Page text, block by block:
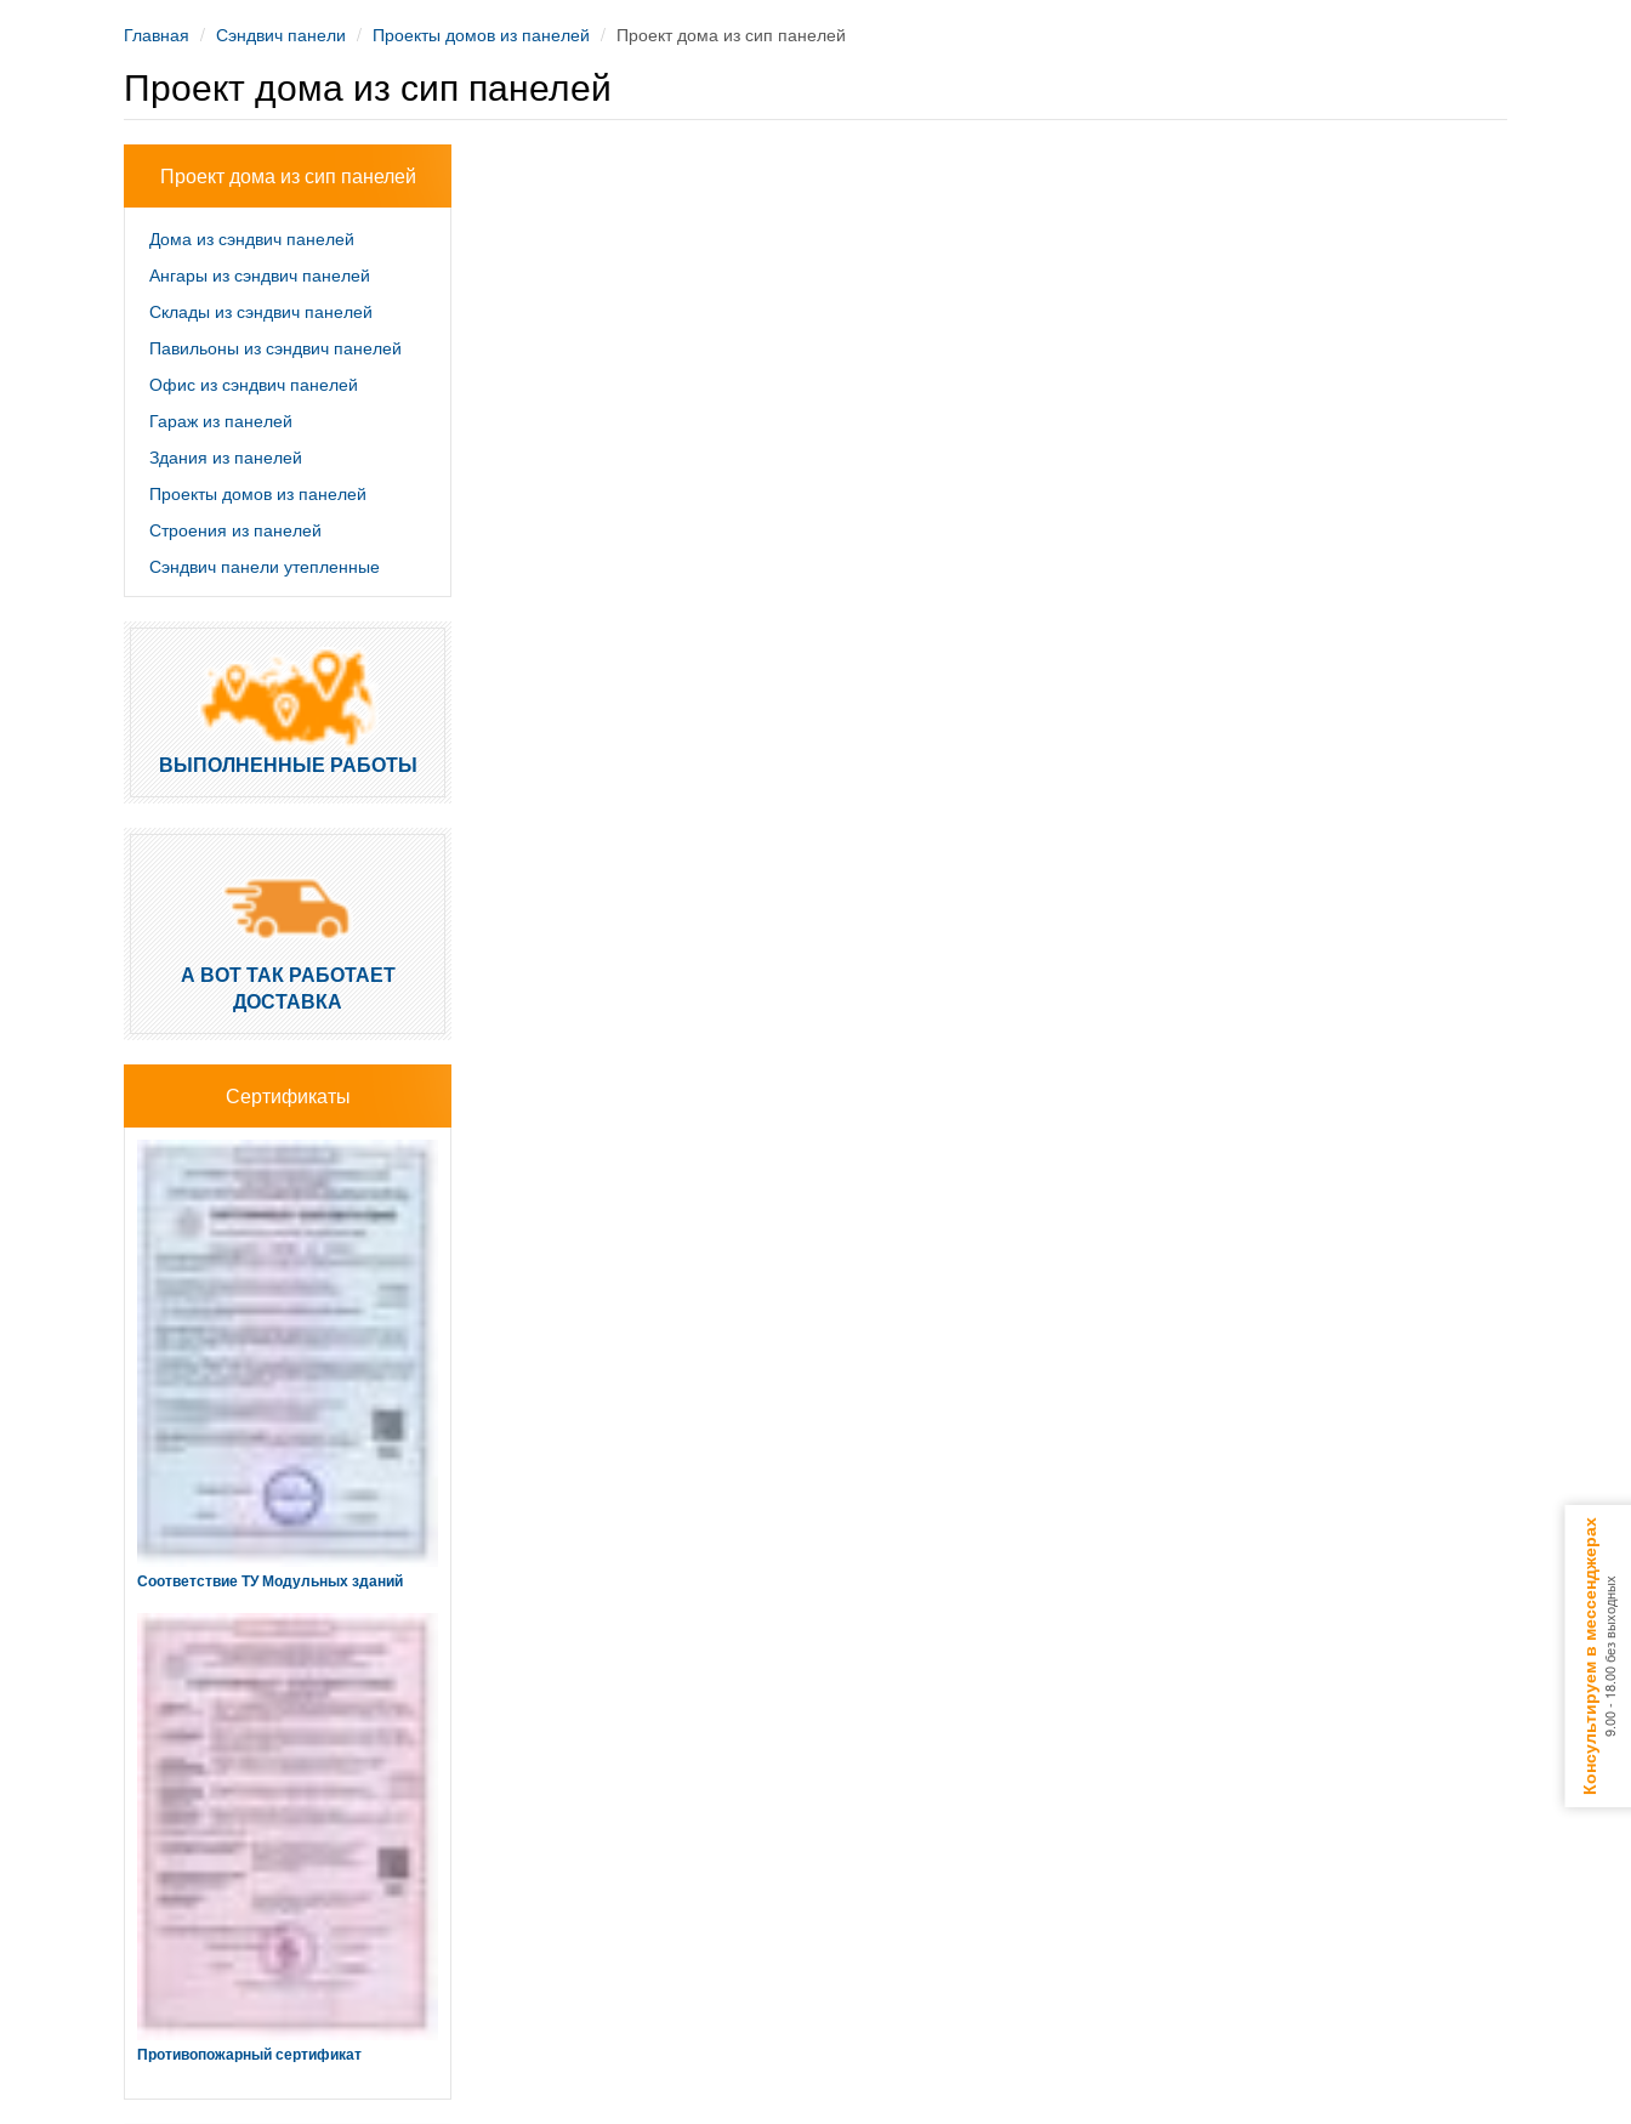
Консультируем в мессенджерах9.00 - 18.00 без выходных
Главная Сэндвич панели Проекты домов из панелей Проект дома из сип панелей
Проект дома из сип панелей
Проект дома из сип панелей
Дома из сэндвич панелей
Ангары из сэндвич панелей
Склады из сэндвич панелей
Павильоны из сэндвич панелей
Офис из сэндвич панелей
Гараж из панелей
Здания из панелей
Проекты домов из панелей
Строения из панелей
Сэндвич панели утепленные
ВЫПОЛНЕННЫЕ РАБОТЫ
А ВОТ ТАК РАБОТАЕТ
ДОСТАВКА
Сертификаты
Соответствие ТУ Модульных зданий
Противопожарный сертификат